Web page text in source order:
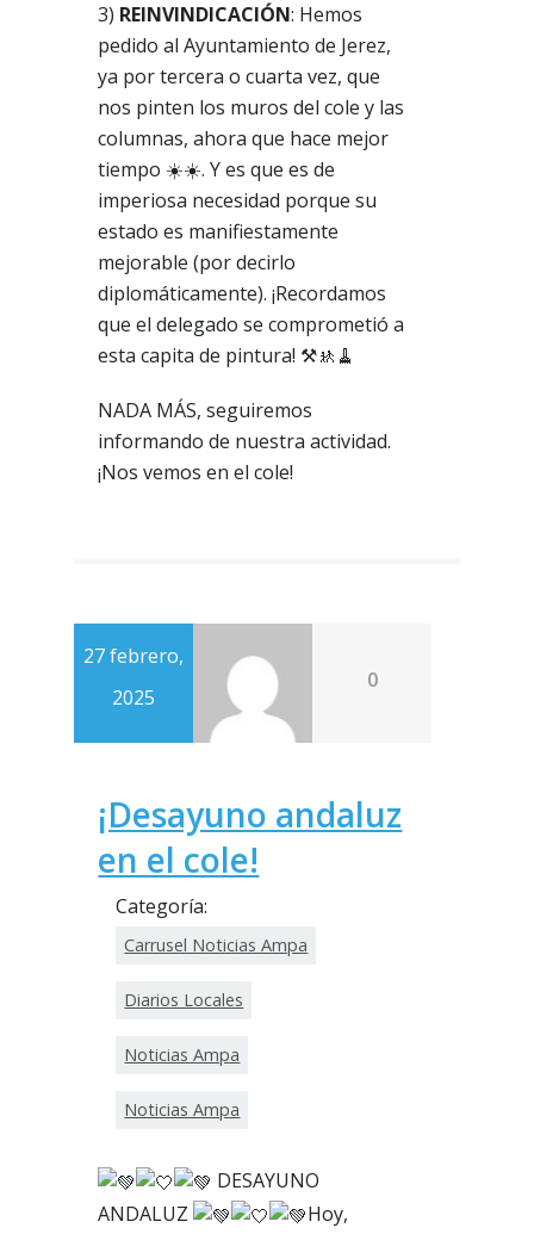
3) REINVINDICACIÓN: Hemos
pedido al Ayuntamiento de Jerez,
ya por tercera o cuarta vez, que
nos pinten los muros del cole y las
columnas, ahora que hace mejor
tiempo ☀️☀️. Y es que es de
imperiosa necesidad porque su
estado es manifiestamente
mejorable (por decirlo
diplomáticamente). ¡Recordamos
que el delegado se comprometió a
esta capita de pintura! ⚒️🚸🧹
NADA MÁS, seguiremos
informando de nuestra actividad.
¡Nos vemos en el cole!
27 febrero,
2025
0
¡Desayuno andaluz
en el cole!
Categoría:
Carrusel Noticias Ampa
Diarios Locales
Noticias Ampa
Noticias Ampa
DESAYUNO
ANDALUZ
Hoy,